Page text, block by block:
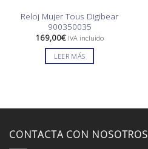
Reloj Mujer Tous Digibear
900350035
169,00€ IVA incluido
LEER MÁS
CONTACTA CON NOSOTROS